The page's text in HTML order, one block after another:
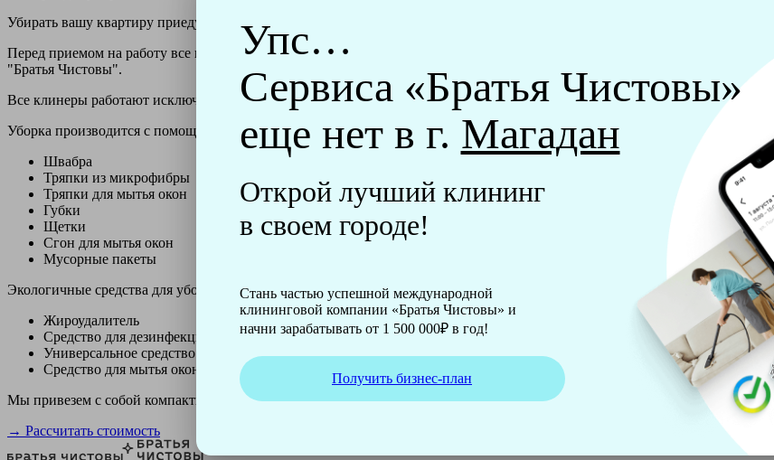
Упс…
Сервиса «Братья Чистовы»
еще нет в г. Магадан
Открой лучший клининг
в своем городе!
Стань частью успешной международной
клининговой компании «Братья Чистовы» и
начни зарабатывать от 1 500 000₽ в год!
Получить бизнес-план
Убирать вашу квартиру приедут профессионально обученные клинеры - русские девушки, в возрасте от 24 до 40 лет.
Перед приемом на работу все клинеры проходят аттестацию в нашем обучающем центре, а также проверку в службе
"Братья Чистовы".
Все клинеры работают исключительно в форме с логотипом компании "Братья Чистовы".
Уборка производится с помощью профессиональных технических и химический средств, которые наши клинеры привозят
Швабра
Тряпки из микрофибры
Тряпки для мытья окон
Губки
Щетки
Сгон для мытья окон
Мусорные пакеты
Экологичные средства для уборки немецкой марки Kiehl:
Жироудалитель
Средство для дезинфекции
Универсальное средство
Средство для мытья окон
Мы привезем с собой компактный профессиональный пылесос фирмы Soteco, а также утюг, ведро, парогенератор,
→ Рассчитать стоимость